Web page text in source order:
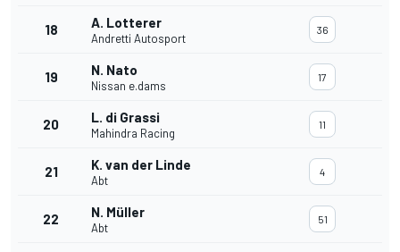
18 A. Lotterer
Andretti Autosport
36
19 N. Nato
Nissan e.dams
17
20 L. di Grassi
Mahindra Racing
11
21 K. van der Linde
Abt
4
22 N. Müller
Abt
51